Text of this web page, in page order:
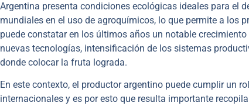
Argentina presenta condiciones ecológicas ideales para el
mundiales en el uso de agroquímicos, lo que permite a los
puede constatar en los últimos años un notable
nuevas tecnologías, intensificación de los sistemas
donde colocar la fruta lograda.
En este contexto, el productor argentino puede cumplir un
internacionales y es por esto que resulta importante